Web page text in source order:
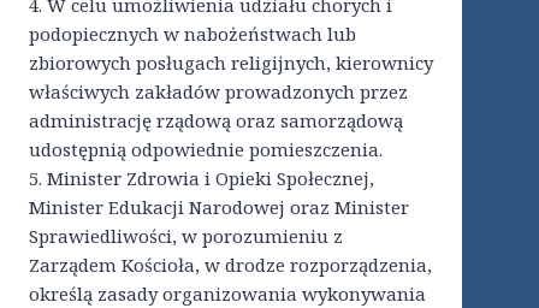
podopiecznych w nabożeństwach lub
zbiorowych posługach religijnych, kierownicy
właściwych zakładów prowadzonych przez
administrację rządową oraz samorządową
udostępnią odpowiednie pomieszczenia.
5. Minister Zdrowia i Opieki Społecznej,
Minister Edukacji Narodowej oraz Minister
Sprawiedliwości, w porozumieniu z
Zarządem Kościoła, w drodze rozporządzenia,
określą zasady organizowania wykonywania